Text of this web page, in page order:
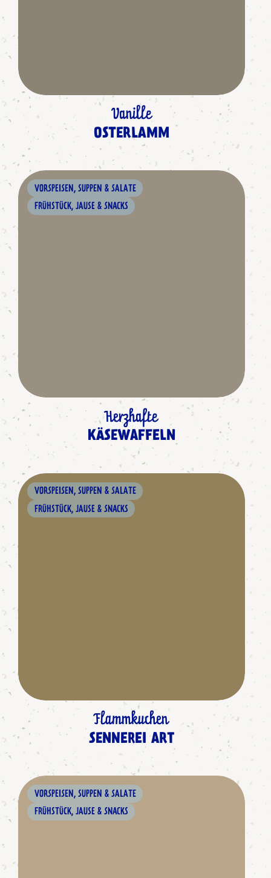
Vanille
OSTERLAMM
VORSPEISEN, SUPPEN & SALATE
FRÜHSTÜCK, JAUSE & SNACKS
Herzhafte
KÄSEWAFFELN
VORSPEISEN, SUPPEN & SALATE
FRÜHSTÜCK, JAUSE & SNACKS
Flammkuchen
SENNEREI ART
VORSPEISEN, SUPPEN & SALATE
FRÜHSTÜCK, JAUSE & SNACKS